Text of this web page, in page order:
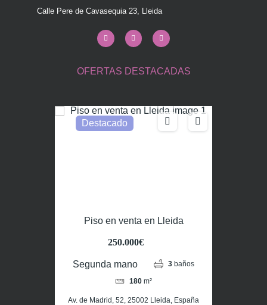
Calle Pere de Cavasequia 23, Lleida
OFERTAS DESTACADAS
Destacado
Piso en venta en Lleida
250.000€
Segunda mano 3 baños
180 m²
Av. de Madrid, 52, 25002 Lleida, España